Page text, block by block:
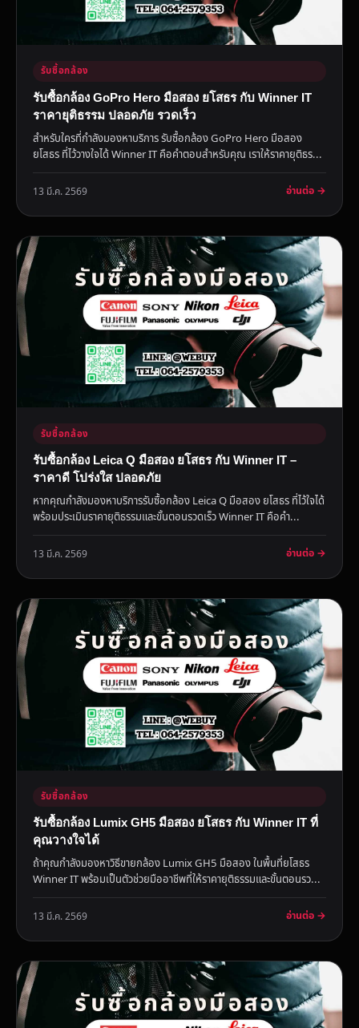
รับซื้อกล้อง
รับซื้อกล้อง GoPro Hero มือสอง ยโสธร กับ Winner IT
ราคายุติธรรม ปลอดภัย รวดเร็ว
สำหรับใครที่กำลังมองหาบริการ รับซื้อกล้อง GoPro Hero มือสอง
ยโสธร ที่ไว้วางใจได้ Winner IT คือคำตอบสำหรับคุณ เราให้ราคายุติธร...
13 มี.ค. 2569 อ่านต่อ →
รับซื้อกล้อง
รับซื้อกล้อง Leica Q มือสอง ยโสธร กับ Winner IT –
ราคาดี โปร่งใส ปลอดภัย
หากคุณกำลังมองหาบริการรับซื้อกล้อง Leica Q มือสอง ยโสธร ที่ไว้ใจได้
พร้อมประเมินราคายุติธรรมและขั้นตอนรวดเร็ว Winner IT คือคำ...
13 มี.ค. 2569 อ่านต่อ →
รับซื้อกล้อง
รับซื้อกล้อง Lumix GH5 มือสอง ยโสธร กับ Winner IT ที่
คุณวางใจได้
ถ้าคุณกำลังมองหาวิธีขายกล้อง Lumix GH5 มือสอง ในพื้นที่ยโสธร
Winner IT พร้อมเป็นตัวช่วยมืออาชีพที่ให้ราคายุติธรรมและขั้นตอนรว...
13 มี.ค. 2569 อ่านต่อ →